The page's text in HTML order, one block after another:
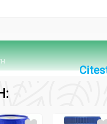
1.50 ml, ulei esential de